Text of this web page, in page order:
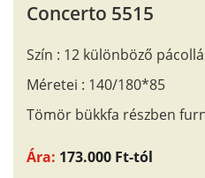
Concerto 5515
Szín : 12 különböző
Méretei : 140/180*85
Tömör bükkfa részben
Ára: 173.000 Ft-tól